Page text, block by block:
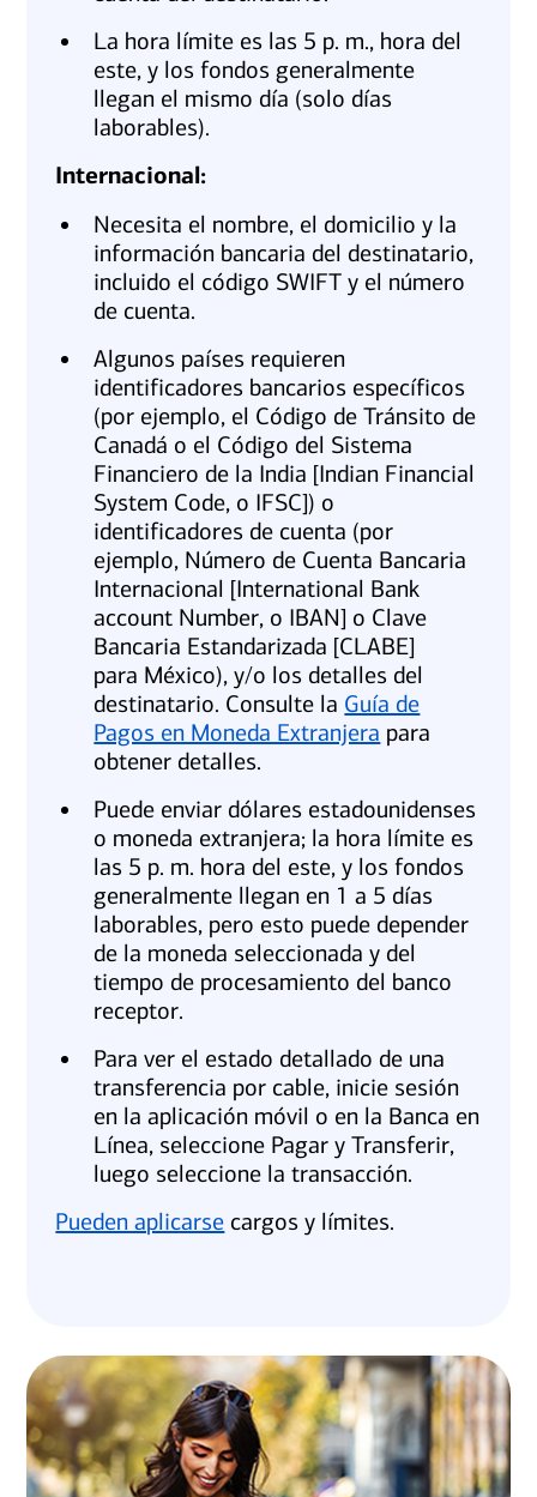
La hora límite es las 5 p. m., hora del
este, y los fondos generalmente
llegan el mismo día (solo días
laborables).
Internacional:
Necesita el nombre, el domicilio y la
información bancaria del destinatario,
incluido el código SWIFT y el número
de cuenta.
Algunos países requieren
identificadores bancarios específicos
(por ejemplo, el Código de Tránsito de
Canadá o el Código del Sistema
Financiero de la India [Indian Financial
System Code, o IFSC]) o
identificadores de cuenta (por
ejemplo, Número de Cuenta Bancaria
Internacional [International Bank
account Number, o IBAN] o Clave
Bancaria Estandarizada [CLABE]
para México), y/o los detalles del
destinatario. Consulte la Guía de
Pagos en Moneda Extranjera para
obtener detalles.
Puede enviar dólares estadounidenses
o moneda extranjera; la hora límite es
las 5 p. m. hora del este, y los fondos
generalmente llegan en 1 a 5 días
laborables, pero esto puede depender
de la moneda seleccionada y del
tiempo de procesamiento del banco
receptor.
Para ver el estado detallado de una
transferencia por cable, inicie sesión
en la aplicación móvil o en la Banca en
Línea, seleccione Pagar y Transferir,
luego seleccione la transacción.
Pueden aplicarse cargos y límites.